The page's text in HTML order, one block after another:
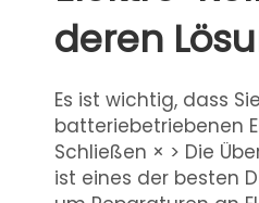
deren
Es ist wichtig, dass
batteriebetriebenen
Schließen × > Die
ist eines der besten